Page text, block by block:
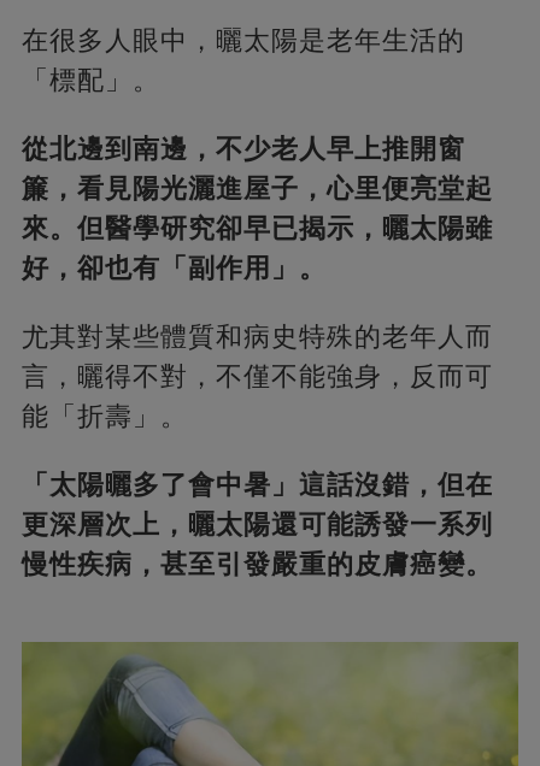
在很多人眼中，曬太陽是老年生活的
「標配」。
從北邊到南邊，不少老人早上推開窗
簾，看見陽光灑進屋子，心里便亮堂起
來。但醫學研究卻早已揭示，曬太陽雖
好，卻也有「副作用」。
尤其對某些體質和病史特殊的老年人而
言，曬得不對，不僅不能強身，反而可
能「折壽」。
「太陽曬多了會中暑」這話沒錯，但在
更深層次上，曬太陽還可能誘發一系列
慢性疾病，甚至引發嚴重的皮膚癌變。